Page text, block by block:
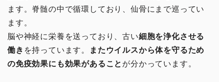
ます。脊髄の中で循環しており、仙骨にまで巡ってい
ます。
脳や神経に栄養を送っており、古い細胞を浄化させる
働き を持っています。
またウイルスから体を守るため
の免疫効果にも効果があること が分かっています。